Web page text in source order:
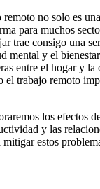
no solo es
para muchos
trae consigo una
mental y el
entre el hogar y
el trabajo remoto
los efectos
y las
mitigar estos